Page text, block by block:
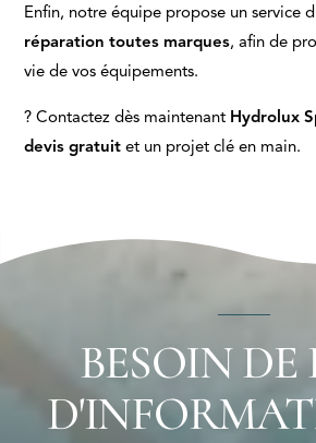
Enfin, notre équipe propose un service
réparation toutes marques, afin de
vie de vos équipements.
? Contactez dès maintenant Hydrolux
devis gratuit et un projet clé en main.
BESOIN DE